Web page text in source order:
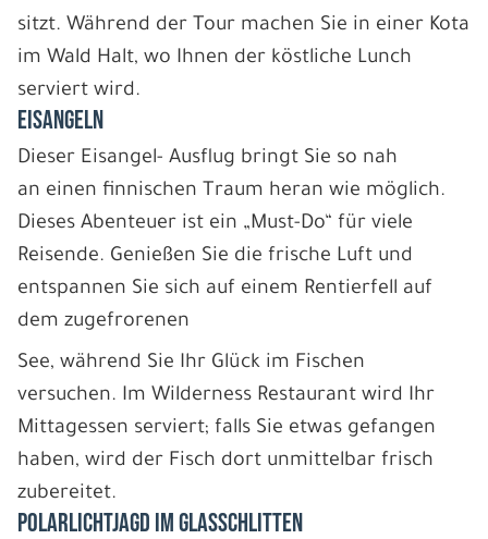
sitzt. Während der Tour machen Sie in einer Kota
im Wald Halt, wo Ihnen der köstliche Lunch
serviert wird.
EISANGELN
Dieser Eisangel- Ausflug bringt Sie so nah
an einen finnischen Traum heran wie möglich.
Dieses Abenteuer ist ein „Must-Do“ für viele
Reisende. Genießen Sie die frische Luft und
entspannen Sie sich auf einem Rentierfell auf
dem zugefrorenen
See, während Sie Ihr Glück im Fischen
versuchen. Im Wilderness Restaurant wird Ihr
Mittagessen serviert; falls Sie etwas gefangen
haben, wird der Fisch dort unmittelbar frisch
zubereitet.
POLARLICHTJAGD IM GLASSCHLITTEN